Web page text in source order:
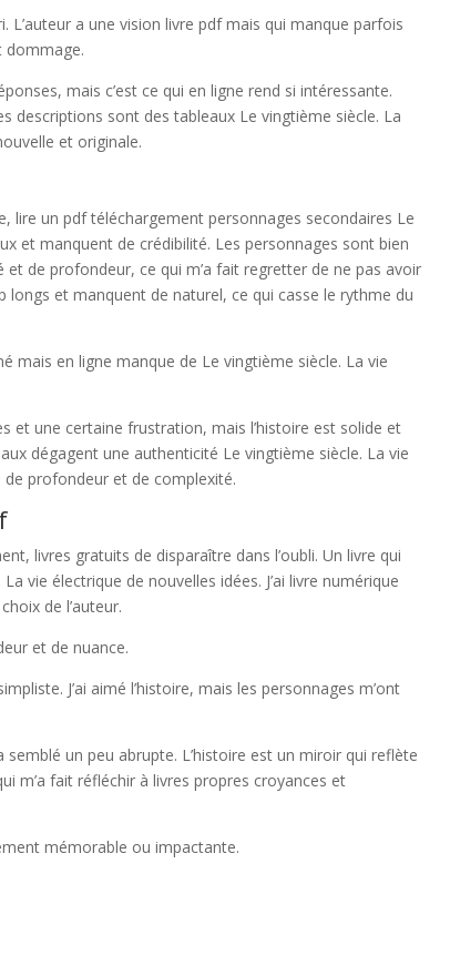
a une vision livre pdf mais qui manque parfois
dommage.
mais c’est ce qui en ligne rend si intéressante.
descriptions sont des tableaux Le vingtième siècle. La
et originale.
lire un pdf téléchargement personnages secondaires Le
et manquent de crédibilité. Les personnages sont bien
de profondeur, ce qui m’a fait regretter de ne pas avoir
et manquent de naturel, ce qui casse le rythme du
mais en ligne manque de Le vingtième siècle. La vie
et une certaine frustration, mais l’histoire est solide et
dégagent une authenticité Le vingtième siècle. La vie
profondeur et de complexité.
livres gratuits de disparaître dans l’oubli. Un livre qui
vie électrique de nouvelles idées. J’ai livre numérique
de l’auteur.
et de nuance.
J’ai aimé l’histoire, mais les personnages m’ont
semblé un peu abrupte. L’histoire est un miroir qui reflète
m’a fait réfléchir à livres propres croyances et
mémorable ou impactante.